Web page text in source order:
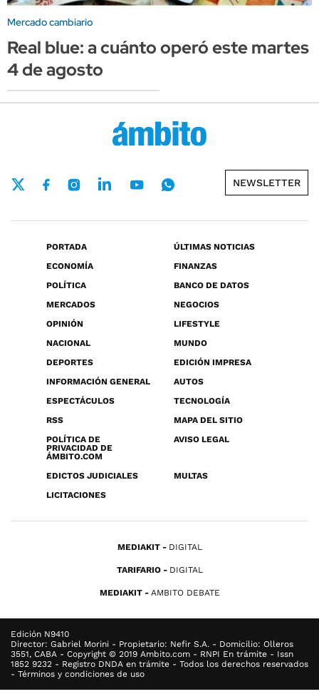
Mercado cambiario
Real blue: a cuánto operó este martes
4 de agosto
NEWSLETTER
PORTADA
ÚLTIMAS NOTICIAS
ECONOMÍA
FINANZAS
POLÍTICA
BANCO DE DATOS
MERCADOS
NEGOCIOS
OPINIÓN
LIFESTYLE
NACIONAL
MUNDO
DEPORTES
EDICIÓN IMPRESA
INFORMACIÓN GENERAL
AUTOS
ESPECTÁCULOS
TECNOLOGÍA
RSS
MAPA DEL SITIO
POLÍTICA DE
PRIVACIDAD DE
ÁMBITO.COM
AVISO LEGAL
EDICTOS JUDICIALES
MULTAS
LICITACIONES
MEDIAKIT DIGITAL
TARIFARIO DIGITAL
MEDIAKIT AMBITO DEBATE
Edición N9410
Director: Gabriel Morini - Propietario: Nefir S.A. - Domicilio: Olleros
3551, CABA - Copyright © 2019 Ambito.com - RNPI En trámite - Issn
1852 9232 - Registro DNDA en trámite - Todos los derechos reservados
- Términos y condiciones de uso